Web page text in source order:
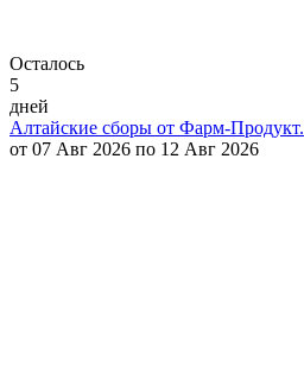
Осталось
5
дней
Алтайские сборы от Фарм-Продукт.
от 07 Авг 2026 по 12 Авг 2026